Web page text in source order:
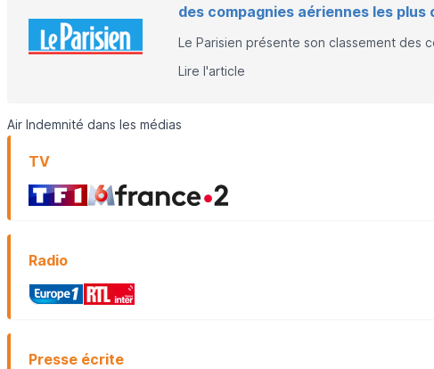
des compagnies aériennes les
Le Parisien présente son classement des
Lire l'article
Air Indemnité dans les médias
TV
Radio
Presse écrite